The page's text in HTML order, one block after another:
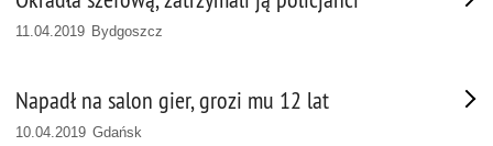
11.04.2019 Bydgoszcz
Napadł na salon gier, grozi mu 12 lat
10.04.2019 Gdańsk